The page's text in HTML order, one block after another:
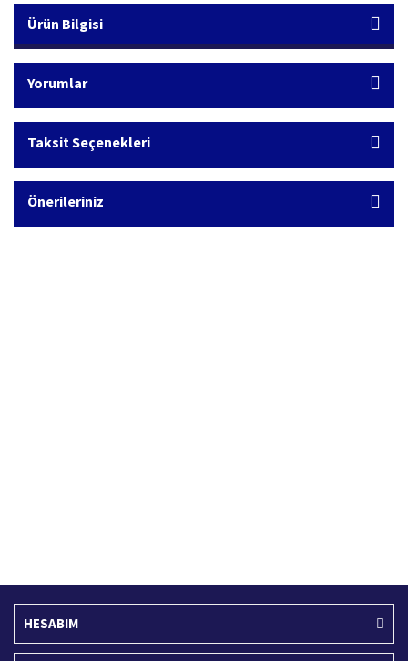
Ürün Bilgisi
Yorumlar
Taksit Seçenekleri
Önerileriniz
HESABIM